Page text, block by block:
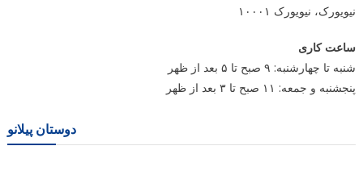
نیویورک، نیویورک ۱۰۰۰۱
ساعت کاری
شنبه تا چهارشنبه: ۹ صبح تا ۵ بعد از ظهر
پنجشنبه و جمعه: ۱۱ صبح تا ۳ بعد از ظهر
دوستان پیلانو